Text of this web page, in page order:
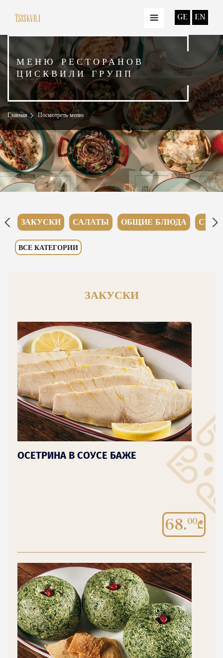
GE EN
МЕНЮ РЕСТОРАНОВ
ЦИСКВИЛИ ГРУПП
Главная Посмотреть меню
ГВИНИС ЭЗО
БЛЮДА
ЗАКУСКИ САЛАТЫ ОБЩИЕ БЛЮДА
ВСЕ КАТЕГОРИИ
ЗАКУСКИ
ОСЕТРИНА В СОУСЕ БАЖЕ
68.00